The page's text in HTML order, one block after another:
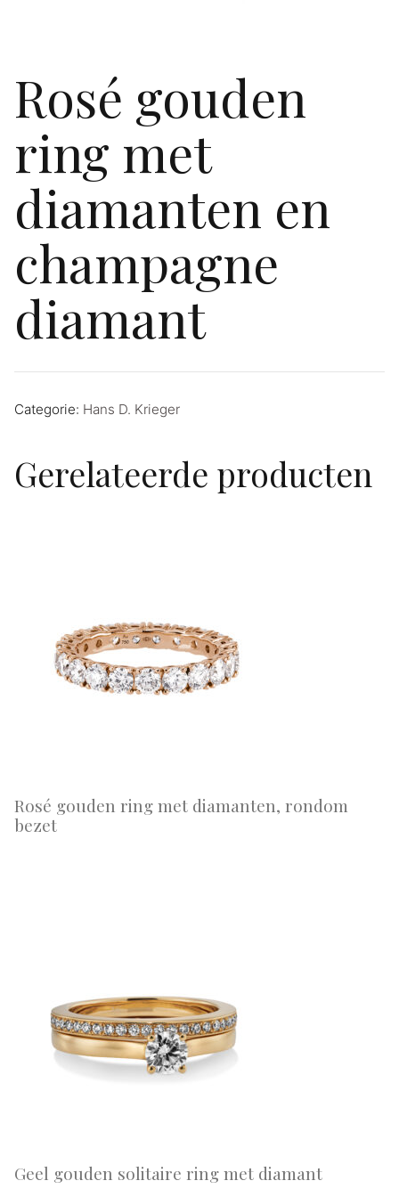
Rosé gouden
ring met
diamanten en
champagne
diamant
Categorie: Hans D. Krieger
Gerelateerde producten
Rosé gouden ring met diamanten, rondom
bezet
Geel gouden solitaire ring met diamant